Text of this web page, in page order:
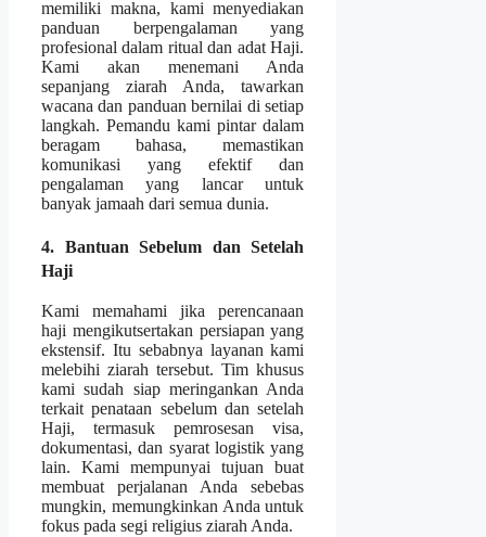
memiliki makna, kami menyediakan
panduan berpengalaman yang
profesional dalam ritual dan adat Haji.
Kami akan menemani Anda
sepanjang ziarah Anda, tawarkan
wacana dan panduan bernilai di setiap
langkah. Pemandu kami pintar dalam
beragam bahasa, memastikan
komunikasi yang efektif dan
pengalaman yang lancar untuk
banyak jamaah dari semua dunia.
4. Bantuan Sebelum dan Setelah
Haji
Kami memahami jika perencanaan
haji mengikutsertakan persiapan yang
ekstensif. Itu sebabnya layanan kami
melebihi ziarah tersebut. Tim khusus
kami sudah siap meringankan Anda
terkait penataan sebelum dan setelah
Haji, termasuk pemrosesan visa,
dokumentasi, dan syarat logistik yang
lain. Kami mempunyai tujuan buat
membuat perjalanan Anda sebebas
mungkin, memungkinkan Anda untuk
fokus pada segi religius ziarah Anda.